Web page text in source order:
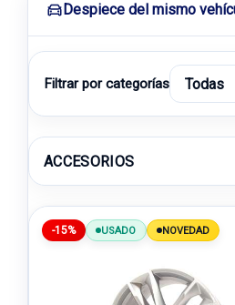
Despiece del mismo
Filtrar por categorías
ACCESORIOS
-15% USADO NOVEDAD